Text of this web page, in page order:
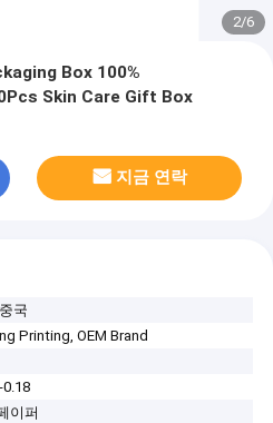
3/6
Box 100%
Skin Care Gift Box
지금 연락
국
Printing, OEM Brand
0.18
이퍼